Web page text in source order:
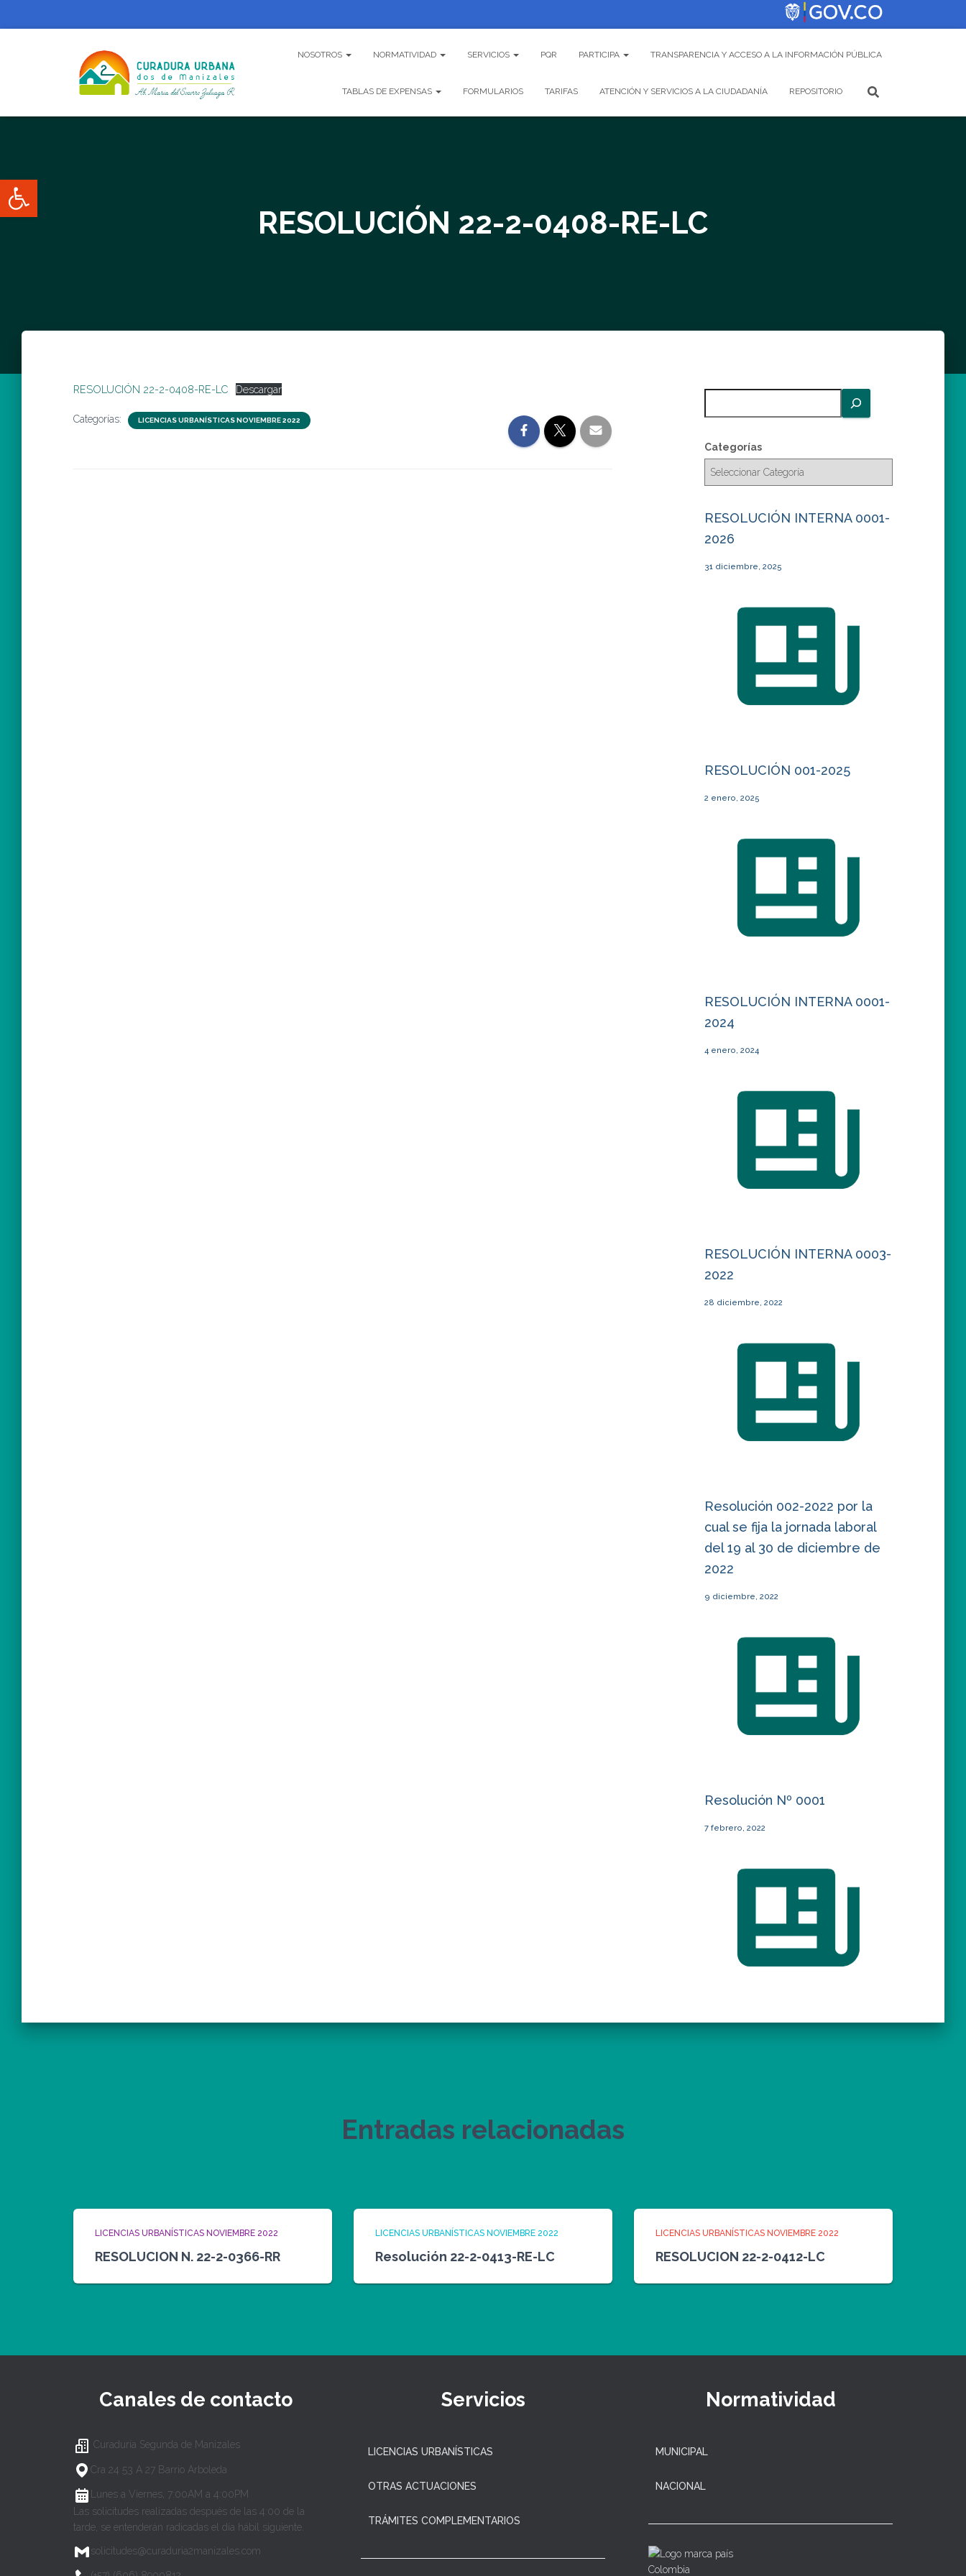
NOSOTROS NORMATIVIDAD SERVICIOS PQR PARTICIPA TRANSPARENCIA Y ACCESO A LA INFORMACIÓN PÚBLICA
TABLAS DE EXPENSAS FORMULARIOS TARIFAS ATENCIÓN Y SERVICIOS A LA CIUDADANÍA REPOSITORIO
RESOLUCIÓN 22-2-0408-RE-LC
RESOLUCIÓN 22-2-0408-RE-LC Descargar
Categorías: LICENCIAS URBANÍSTICAS NOVIEMBRE 2022
c
a
Categorías
RESOLUCIÓN INTERNA 0001-
2026
31 diciembre, 2025
RESOLUCIÓN 001-2025
2 enero, 2025
RESOLUCIÓN INTERNA 0001-
2024
4 enero, 2024
RESOLUCIÓN INTERNA 0003-
2022
28 diciembre, 2022
Resolución 002-2022 por la
cual se fija la jornada laboral
del 19 al 30 de diciembre de
2022
9 diciembre, 2022
Resolución Nº 0001
7 febrero, 2022
Entradas relacionadas
LICENCIAS URBANÍSTICAS NOVIEMBRE 2022
RESOLUCION N. 22-2-0366-RR
LICENCIAS URBANÍSTICAS NOVIEMBRE 2022
Resolución 22-2-0413-RE-LC
LICENCIAS URBANÍSTICAS NOVIEMBRE 2022
RESOLUCION 22-2-0412-LC
Canales de contacto
Curaduría Segunda de Manizales
Cra 24 53 A 27 Barrio Arboleda
Lunes a Viernes, 7:00AM a 4:00PM
Las solicitudes realizadas después de las 4:00 de la
tarde, se entenderán radicadas el día hábil siguiente.
solicitudes@curaduria2manizales.com
Servicios
LICENCIAS URBANÍSTICAS
OTRAS ACTUACIONES
TRÁMITES COMPLEMENTARIOS
Normatividad
MUNICIPAL
NACIONAL
Abrir barra de herramientas